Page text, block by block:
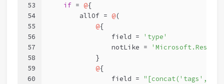
53
54
55
56
57
58
59
60
if = @{
        allOf =
@(
@{
                field =
'type'
                notLike =
            }
@{
                field =
"[concat('tags', '.',